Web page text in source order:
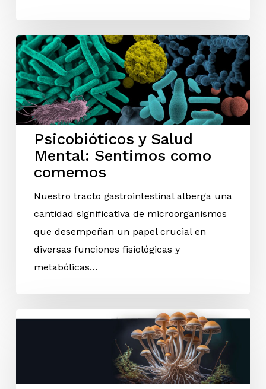
Psicobióticos y Salud
Mental: Sentimos como
comemos
Nuestro tracto gastrointestinal alberga una
cantidad significativa de microorganismos
que desempeñan un papel crucial en
diversas funciones fisiológicas y
metabólicas…